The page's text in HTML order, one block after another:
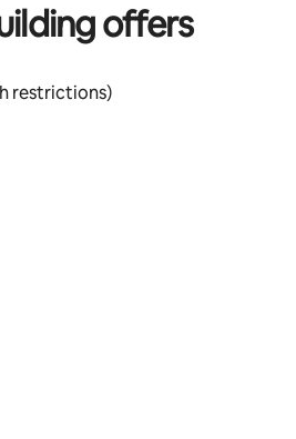
offers
restrictions)